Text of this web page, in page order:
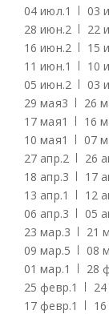
04 июл.1 03
28 июн.2 22
16 июн.2 15
11 июн.1 10
05 июн.2 03
29 мая3 26
17 мая1 16
10 мая1 07
27 апр.2 26
18 апр.3 17
13 апр.1 12
06 апр.3 05
23 мар.3 21
09 мар.5 08
01 мар.1 28
25 февр.1
17 февр.1